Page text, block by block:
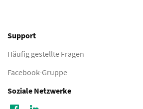
Support
Häufig gestellte Fragen
Facebook-Gruppe
Soziale Netzwerke